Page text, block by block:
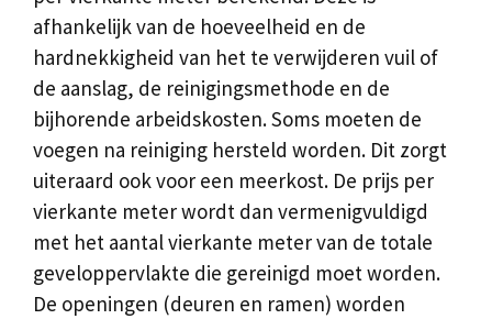
afhankelijk van de hoeveelheid en de
hardnekkigheid van het te verwijderen vuil of
de aanslag, de reinigingsmethode en de
bijhorende arbeidskosten. Soms moeten de
voegen na reiniging hersteld worden. Dit zorgt
uiteraard ook voor een meerkost. De prijs per
vierkante meter wordt dan vermenigvuldigd
met het aantal vierkante meter van de totale
geveloppervlakte die gereinigd moet worden.
De openingen (deuren en ramen) worden